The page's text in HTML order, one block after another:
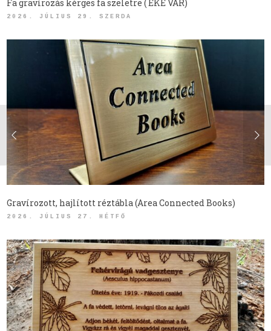
Fa gravírozás kérges fa szeletre ( EKE VÁR)
2026. JÚLIUS 29. SZERDA
Gravírozott, hajlított réztábla (Area Connected Books)
2026. JÚLIUS 27. HÉTFŐ